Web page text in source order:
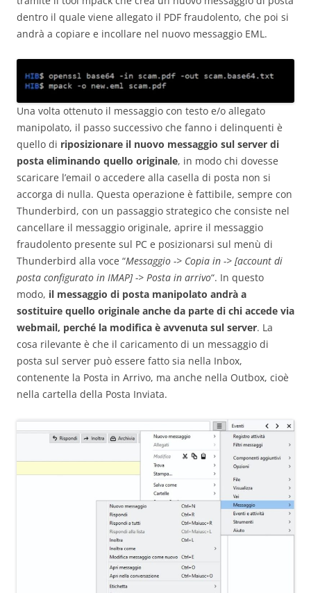
dentro il quale viene allegato il PDF fraudolento, che poi si
andrà a copiare e incollare nel nuovo messaggio EML.
Una volta ottenuto il messaggio con testo e/o allegato
manipolato, il passo successivo che fanno i delinquenti è
quello di riposizionare il nuovo messaggio sul server di
posta eliminando quello originale, in modo chi dovesse
scaricare l’email o accedere alla casella di posta non si
accorga di nulla. Questa operazione è fattibile, sempre con
Thunderbird, con un passaggio strategico che consiste nel
cancellare il messaggio originale, aprire il messaggio
fraudolento presente sul PC e posizionarsi sul menù di
Thunderbird alla voce “Messaggio -> Copia in -> [account di
posta configurato in IMAP] -> Posta in arrivo“. In questo
modo, il messaggio di posta manipolato andrà a
sostituire quello originale anche da parte di chi accede via
webmail, perché la modifica è avvenuta sul server. La
cosa rilevante è che il caricamento di un messaggio di
posta sul server può essere fatto sia nella Inbox,
contenente la Posta in Arrivo, ma anche nella Outbox, cioè
nella cartella della Posta Inviata.